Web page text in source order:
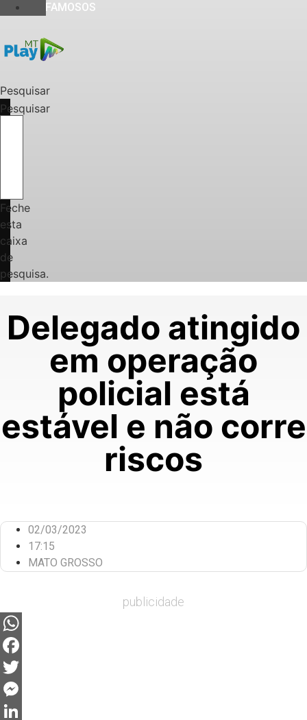
FAMOSOS
Pesquisar
Pesquisar
Feche
esta
caixa
de
pesquisa.
Delegado atingido
em operação
policial está
estável e não corre
riscos
02/03/2023
17:15
MATO GROSSO
publicidade
WhatsApp
Facebook
Twitter
Messenger